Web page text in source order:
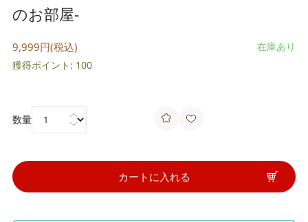
のお部屋-
9,999円(税込)
獲得ポイント: 100
在庫あり
数量
カートに入れる